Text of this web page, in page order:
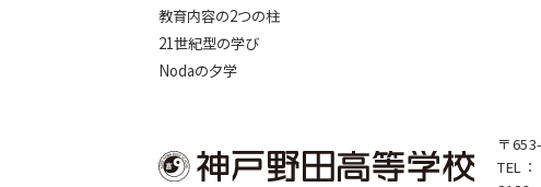
教育内容の2つの柱
21世紀型の学び
Nodaの夕学
〒
TEL